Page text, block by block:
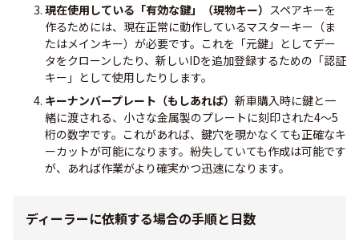
現在使用している「有効な鍵」（現物キー） スペアキーを
作るためには、現在正常に動作しているマスターキー（ま
たはメインキー）が必要です。これを「元鍵」としてデー
タをクローンしたり、新しいIDを追加登録するための「認証
キー」として使用したりします。
キーナンバープレート（もしあれば） 新車購入時に鍵と一
緒に渡される、小さな金属製のプレートに刻印された4〜5
桁の数字です。これがあれば、鍵穴を覗かなくても正確なキ
ーカットが可能になります。紛失していても作成は可能です
が、あれば作業がより確実かつ迅速になります。
ディーラーに依頼する場合の手順と日数